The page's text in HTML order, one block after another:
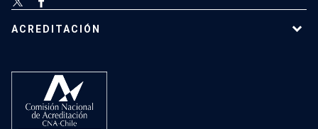
ACREDITACIÓN